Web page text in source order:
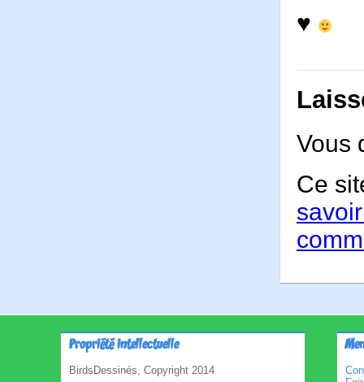
♥
Vous
Ce
Propriété intellectuelle
BirdsDessinés, Copyright 2014